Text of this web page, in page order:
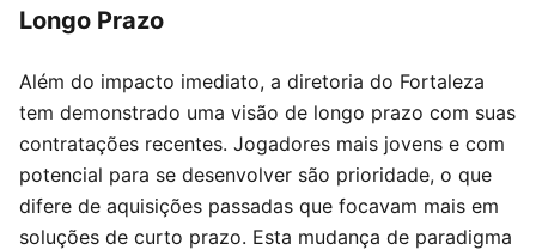
Longo Prazo
Além do impacto imediato, a diretoria do Fortaleza
tem demonstrado uma visão de longo prazo com suas
contratações recentes. Jogadores mais jovens e com
potencial para se desenvolver são prioridade, o que
difere de aquisições passadas que focavam mais em
soluções de curto prazo. Esta mudança de paradigma